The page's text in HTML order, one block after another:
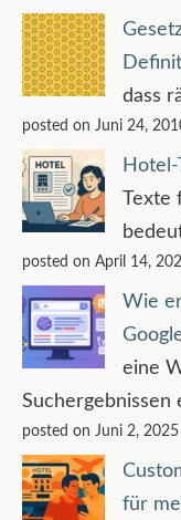
dass
posted on Juni 24,
posted on April 14,
Wie
eine
Suchergebnissen
posted on Juni 2, 2025
für